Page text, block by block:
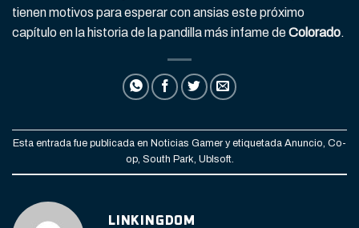
tienen motivos para esperar con ansias este próximo
capítulo en la historia de la pandilla más infame deColorado.
Esta entrada fue publicada en Noticias Gamer y etiquetada Anuncio, Co-
op, South Park, UbIsoft.
LINKINGDOM